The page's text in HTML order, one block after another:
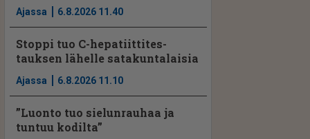
Ajassa 6.8.2026 11.40
Stoppi tuo C-hepatiit­ti­tes­
tauksen lähelle satakuntalaisia
Ajassa 6.8.2026 11.10
”Luonto tuo sielunrauhaa ja
tuntuu kodilta”